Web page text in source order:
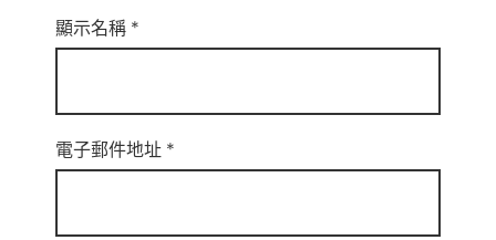
顯示名稱 *
電子郵件地址 *